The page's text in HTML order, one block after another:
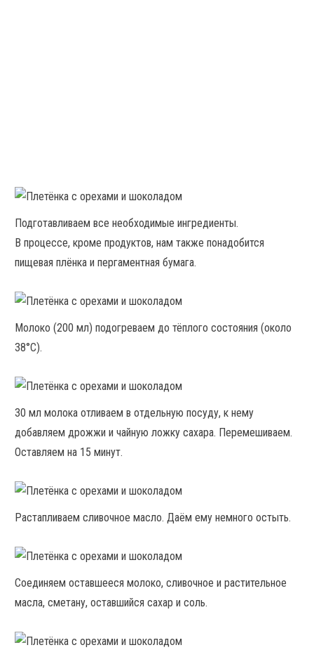
Подготавливаем все необходимые ингредиенты.
В процессе, кроме продуктов, нам также понадобится
пищевая плёнка и пергаментная бумага.
Молоко (200 мл) подогреваем до тёплого состояния (около
38°С).
30 мл молока отливаем в отдельную посуду, к нему
добавляем дрожжи и чайную ложку сахара. Перемешиваем.
Оставляем на 15 минут.
Растапливаем сливочное масло. Даём ему немного остыть.
Соединяем оставшееся молоко, сливочное и растительное
масла, сметану, оставшийся сахар и соль.